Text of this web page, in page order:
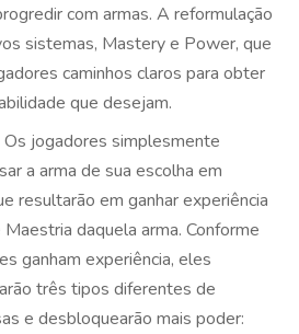
com armas. A reformulação
sistemas, Mastery e Power, que
caminhos claros para obter
que desejam.
Os jogadores simplesmente
a arma de sua escolha em
resultarão em ganhar experiência
daquela arma. Conforme
ganham experiência, eles
três tipos diferentes de
e desbloquearão mais poder: